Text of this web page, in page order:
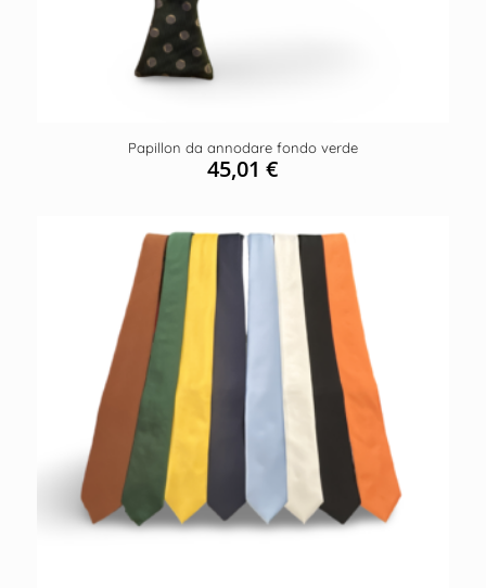
Papillon da annodare fondo verde
45,01€